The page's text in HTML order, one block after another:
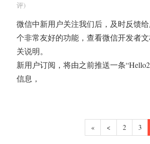
评)
微信中新用户关注我们后，及时反馈
个非常友好的功能，查看微信开发者
关说明。
新用户订阅，将由之前推送一条
信息，
« < 2 3